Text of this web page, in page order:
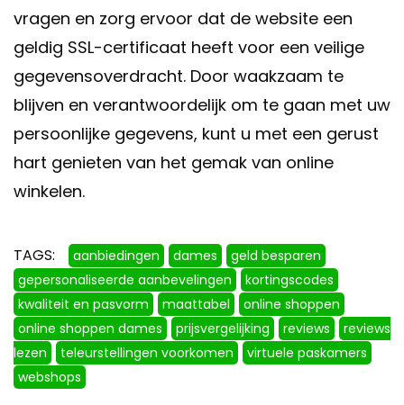
vragen en zorg ervoor dat de website een
geldig SSL-certificaat heeft voor een veilige
gegevensoverdracht. Door waakzaam te
blijven en verantwoordelijk om te gaan met uw
persoonlijke gegevens, kunt u met een gerust
hart genieten van het gemak van online
winkelen.
TAGS: aanbiedingen dames
geld besparen
gepersonaliseerde aanbevelingen
kortingscodes
kwaliteit en pasvorm
maattabel
online shoppen
online shoppen dames
prijsvergelijking reviews
reviews
lezen
teleurstellingen voorkomen
virtuele paskamers
webshops